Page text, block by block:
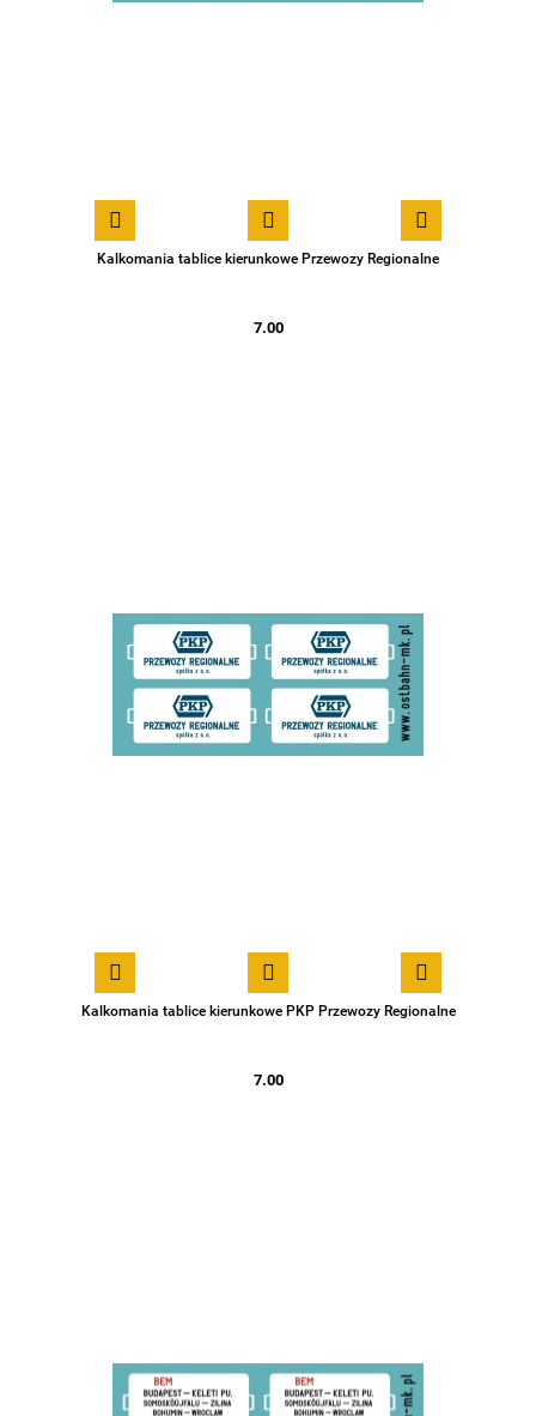
Kalkomania tablice kierunkowe Przewozy Regionalne
7.00
Kalkomania tablice kierunkowe PKP Przewozy Regionalne
7.00